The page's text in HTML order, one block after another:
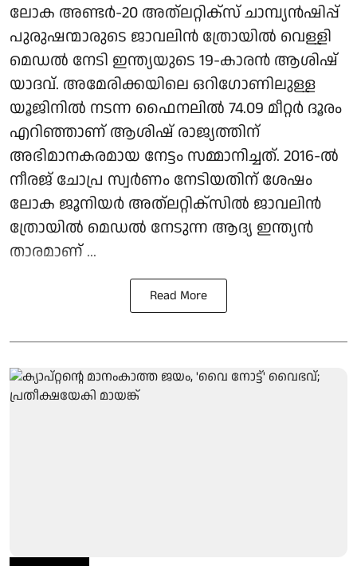
ലോക അണ്ടര്‍-20 അത്ലറ്റിക്‌സ് ചാമ്പ്യന്‍ഷിപ്പ്
പുരുഷന്മാരുടെ ജാവലിന്‍ ത്രോയില്‍ വെള്ളി
മെഡല്‍ നേടി ഇന്ത്യയുടെ 19-കാരന്‍ ആശിഷ്
യാദവ്. അമേരിക്കയിലെ ഒറിഗോണിലുള്ള
യൂജിനില്‍ നടന്ന ഫൈനലില്‍ 74.09 മീറ്റര്‍ ദൂരം
എറിഞ്ഞാണ് ആശിഷ് രാജ്യത്തിന്
അഭിമാനകരമായ നേട്ടം സമ്മാനിച്ചത്. 2016-ല്‍
നീരജ് ചോപ്ര സ്വര്‍ണം നേടിയതിന് ശേഷം
ലോക ജൂനിയര്‍ അത്ലറ്റിക്‌സില്‍ ജാവലിന്‍
ത്രോയില്‍ മെഡല്‍ നേടുന്ന ആദ്യ ഇന്ത്യന്‍
താരമാണ് ...
Read More